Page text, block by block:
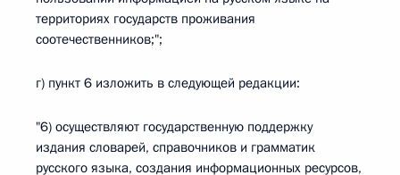
территориях государств проживания
соотечественников;";
г) пункт 6 изложить в следующей редакции:
"6) осуществляют государственную поддержку
издания словарей, справочников и грамматик
русского языка, создания информационных ресурсов,